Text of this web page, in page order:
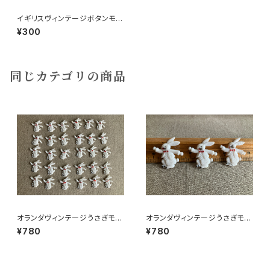
イギリスヴィンテージボタンモス
グリーン
¥300
同じカテゴリの商品
オランダヴィンテージうさぎモチ
ーフプラパーツ30個セットNo19
9
¥780
オランダヴィンテージうさぎモチ
ーフプラパーツ30個セットNo3
7
¥780